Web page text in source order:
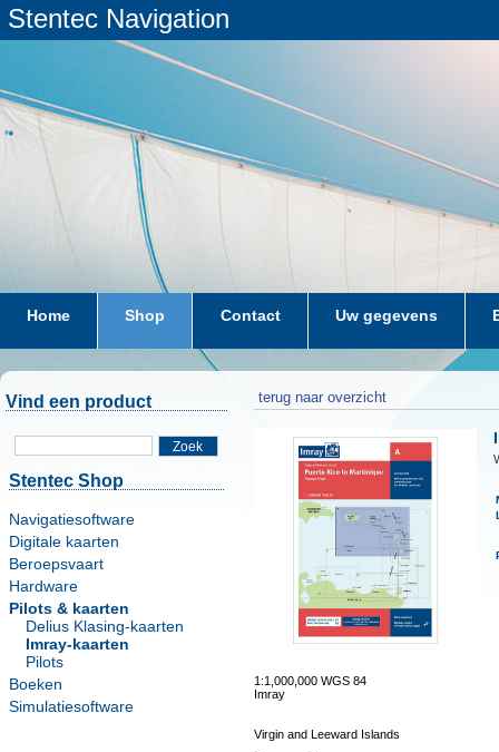
Stentec Navigation
Home Shop Contact Uw gegevens
Vind een product
Zoek
Stentec Shop
Navigatiesoftware
Digitale kaarten
Beroepsvaart
Hardware
Pilots & kaarten
Delius Klasing-kaarten
Imray-kaarten
Pilots
Boeken
Simulatiesoftware
terug naar overzicht
1:1,000,000 WGS 84
Imray
Virgin and Leeward Islands